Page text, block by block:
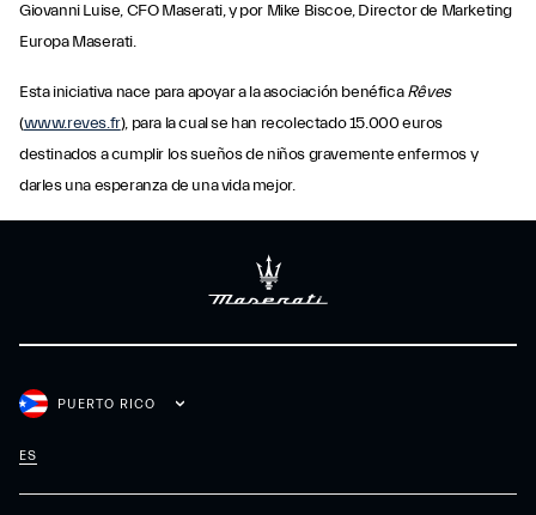
Giovanni Luise, CFO Maserati, y por Mike Biscoe, Director de Marketing
Europa Maserati.
Esta iniciativa nace para apoyar a la asociación benéficaRêves
(www.reves.fr), para la cual se han recolectado 15.000 euros
destinados a cumplir los sueños de niños gravemente enfermos y
darles una esperanza de una vida mejor.
PUERTO RICO
ES